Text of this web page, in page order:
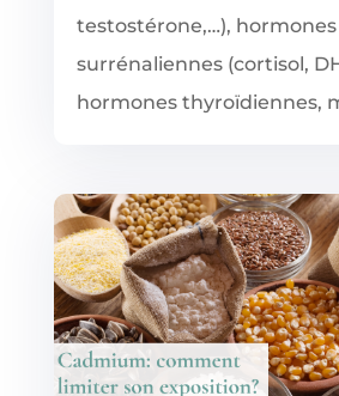
testostérone,…), hormones
surrénaliennes (cortisol,
hormones thyroïdiennes,